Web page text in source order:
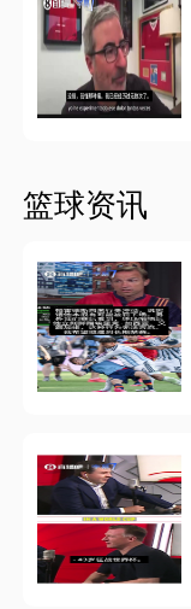
篮球资讯